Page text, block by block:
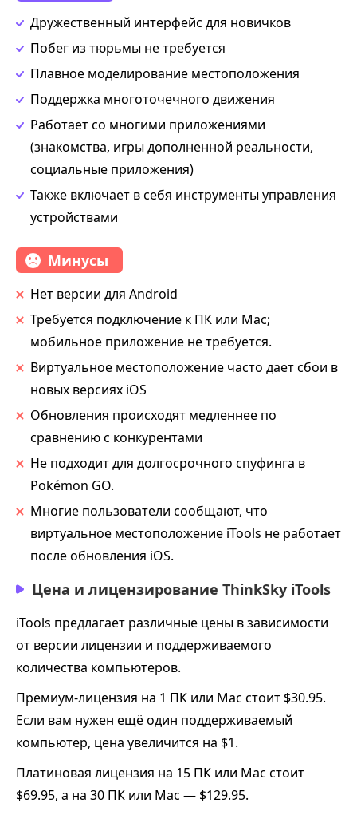
Дружественный интерфейс для новичков
Побег из тюрьмы не требуется
Плавное моделирование местоположения
Поддержка многоточечного движения
Работает со многими приложениями
(знакомства, игры дополненной реальности,
социальные приложения)
Также включает в себя инструменты управления
устройствами
Минусы
Нет версии для Android
Требуется подключение к ПК или Mac;
мобильное приложение не требуется.
Виртуальное местоположение часто дает сбои в
новых версиях iOS
Обновления происходят медленнее по
сравнению с конкурентами
Не подходит для долгосрочного спуфинга в
Pokémon GO.
Многие пользователи сообщают, что
виртуальное местоположение iTools не работает
после обновления iOS.
Цена и лицензирование ThinkSky iTools
iTools предлагает различные цены в зависимости
от версии лицензии и поддерживаемого
количества компьютеров.
Премиум-лицензия на 1 ПК или Mac стоит $30.95.
Если вам нужен ещё один поддерживаемый
компьютер, цена увеличится на $1.
Платиновая лицензия на 15 ПК или Mac стоит
$69.95, а на 30 ПК или Mac — $129.95.